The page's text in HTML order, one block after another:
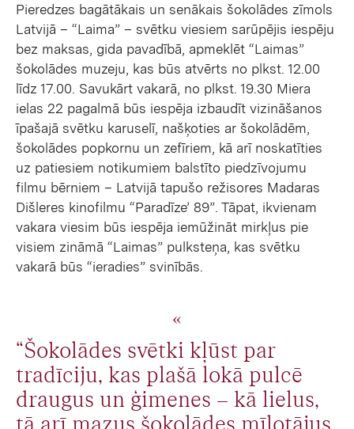
Pieredzes bagātākais un senākais šokolādes zīmols
Latvijā – “Laima” – svētku viesiem sarūpējis iespēju
bez maksas, gida pavadībā, apmeklēt “Laimas”
šokolādes muzeju, kas būs atvērts no plkst. 12.00
līdz 17.00. Savukārt vakarā, no plkst. 19.30 Miera
ielas 22 pagalmā būs iespēja izbaudīt vizināšanos
īpašajā svētku karuselī, našķoties ar šokolādēm,
šokolādes popkornu un zefīriem, kā arī noskatīties
uz patiesiem notikumiem balstīto piedzīvojumu
filmu bērniem – Latvijā tapušo režisores Madaras
Dišleres kinofilmu “Paradīze’ 89”. Tāpat, ikvienam
vakara viesim būs iespēja iemūžināt mirkļus pie
visiem zināmā “Laimas” pulksteņa, kas svētku
vakarā būs “ieradies” svinībās.
“Šokolādes svētki kļūst par
tradīciju, kas plašā lokā pulcē
draugus un ģimenes – kā lielus,